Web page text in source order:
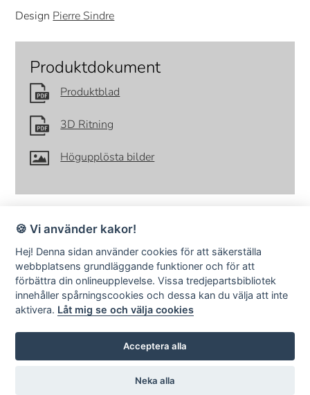
Design Pierre Sindre
Produktdokument
Produktblad
3D Ritning
Högupplösta bilder
SMD Design · Idrottsvägen 4 · S-333 75 Reftele Sweden · tel +46
(0)371-207 60 ·info@smddesign.se
StudioB3 Showroom · Barnhusgatan 3 · S-111 23 Stockholm · tel
instagram
🍪 Vi använder kakor!
Hej! Denna sidan använder cookies för att säkerställa
webbplatsens grundläggande funktioner och för att
förbättra din onlineupplevelse. Vissa tredjepartsbibliotek
innehåller spårningscookies och dessa kan du välja att inte
aktivera. Låt mig se och välja cookies
Acceptera alla
Neka alla